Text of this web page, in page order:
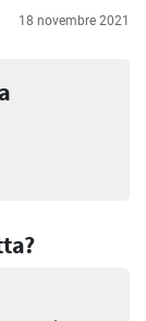
18 novembre 2021